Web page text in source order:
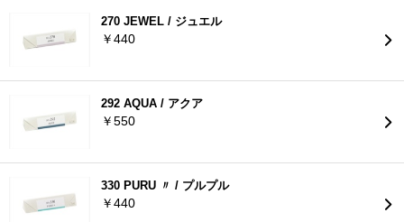
270 JEWEL / ジュエル
￥440
292 AQUA / アクア
￥550
330 PURU 〃 / プルプル
￥440